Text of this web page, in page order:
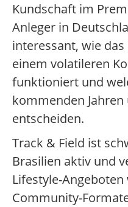
Kundschaft im
Anleger in
interessant, wie
einem volatileren
funktioniert und
kommenden
entscheiden.
Track & Field ist
Brasilien aktiv und
Lifestyle-
Community-